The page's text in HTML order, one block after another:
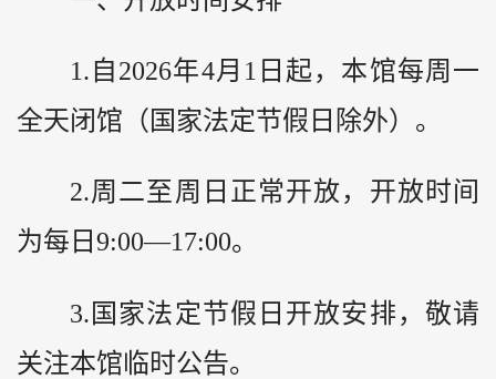
1.自2026年4月1日起，本馆每周一
全天闭馆（国家法定节假日除外）。
2.周二至周日正常开放，开放时间
为每日9:00—17:00。
3.国家法定节假日开放安排，敬请
关注本馆临时公告。